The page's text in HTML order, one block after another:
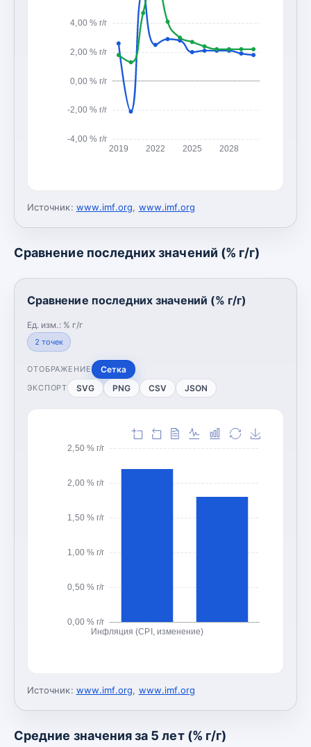
-4,00 % г/г
-2,00 % г/г
0,00 % г/г
2,00 % г/г
4,00 % г/г
2019 2022 2025 2028
Источник: www.imf.org, www.imf.org
Сравнение последних значений (% г/г)
Сравнение последних значений (% г/г)
Ед. изм.: % г/г
2 точек
ОТОБРАЖЕНИЕ Сетка
ЭКСПОРТ SVG PNG CSV JSON
0,00 % г/г
0,50 % г/г
1,00 % г/г
1,50 % г/г
2,00 % г/г
2,50 % г/г
Инфляция (CPI, изменение)
Источник: www.imf.org, www.imf.org
Средние значения за 5 лет (% г/г)